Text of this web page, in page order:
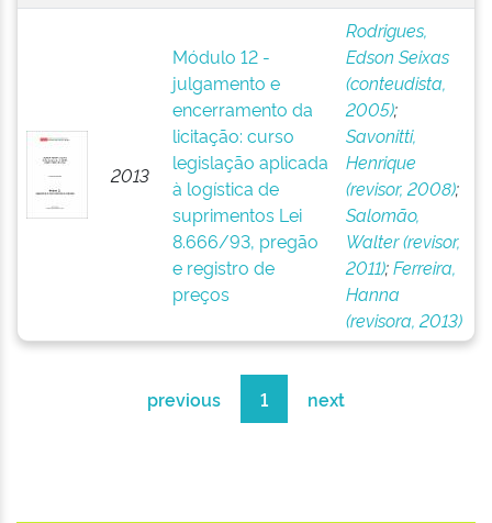
2013
Módulo 12 -
julgamento e
encerramento da
licitação: curso
legislação aplicada
à logística de
suprimentos Lei
8.666/93, pregão
e registro de
preços
Rodrigues,
Edson Seixas
(conteudista,
2005);
Savonitti,
Henrique
(revisor, 2008);
Salomão,
Walter (revisor,
2011);Ferreira,
Hanna
(revisora, 2013)
previous 1 next